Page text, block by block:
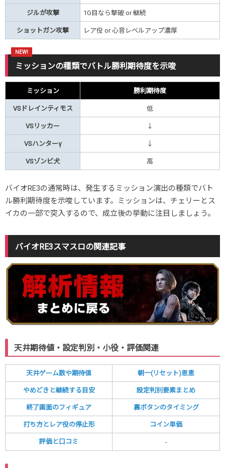
ジルが攻撃 1G目なら撃破 or 継続
ショットガン攻撃 レア役 or 心音レベルアップ濃厚
ミッションの種類でバトル勝利期待度を示唆
ミッション 勝利期待度
VSドレインティモス 低
VSリッカー ↓
VSハンターγ ↓
VSゾンビ犬 高
バイオRE3の通常時は、発生するミッション演出の種類でバト
ル勝利期待度を示唆しています。ミッションは、チェリーとス
イカの一部で突入するので、成立後の挙動に注目しましょう。
バイオRE3スマスロの関連記事
天井期待値・設定判別・小役・評価関連
天井ゲーム数や期待値 朝一(リセット)恩恵
やめどきと継続する目安 設定判別要素まとめ
終了画面のフィギュア 裏ボタンのタイミング
打ち方とレア役の停止形 コイン単価
評価と口コミ -